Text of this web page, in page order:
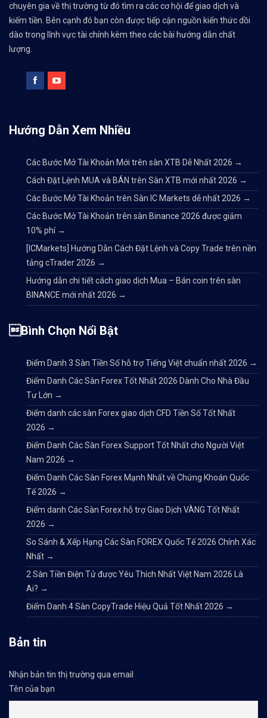
chuyên gia về thị trường từ đó tìm ra các cơ hội để giao dịch và
kiếm tiền. Bên cạnh đó bạn còn được tiếp cận nguồn kiến thức dồi
dào trong lĩnh vực tài chính kèm theo các bài hướng dẫn chất
lượng.
Hướng Dẫn Xem Nhiều
Các Bước Mở Tài Khoản Mới trên sàn XTB Dễ Nhất 2026 →
Cách Đặt Lệnh MUA và BÁN trên Sàn XTB mới nhất 2026 →
Các Bước Mở Tài Khoản trên Sàn IC Markets dễ nhất 2026 →
Các Bước Mở Tài Khoản trên sàn Binance 2026 được giảm
10% phí →
[ICMarkets] Hướng Dẫn Cách Đặt Lệnh và Copy Trade trên nền
tảng cTrader 2026 →
Hướng dẫn chi tiết cách giao dịch Mua – Bán coin trên sàn
BINANCE mới nhất 2026 →
Bình Chọn Nổi Bật
Điểm Danh 3 Sàn Tiền Số hỗ trợ Tiếng Việt chuẩn nhất 2026 →
Điểm Danh Các Sàn Forex Tốt Nhất 2026 Dành Cho Nhà Đầu
Tư Lớn →
Điểm danh các sàn Forex giao dịch CFD Tiền Số Tốt Nhất
2026 →
Điểm Danh Các Sàn Forex Support Tốt Nhất cho Người Việt
Nam 2026 →
Điểm Danh Các Sàn Forex Mạnh Nhất về Chứng Khoán Quốc
Tế 2026 →
Điểm danh Các Sàn Forex hỗ trợ Giao Dịch VÀNG Tốt Nhất
2026 →
So Sánh & Xếp Hạng Các Sàn FOREX Quốc Tế 2026 Chính Xác
Nhất →
2 Sàn Tiền Điện Tử được Yêu Thích Nhất Việt Nam 2026 Là
Ai? →
Điểm Danh 4 Sàn CopyTrade Hiệu Quả Tốt Nhất 2026 →
Bản tin
Nhận bản tin thị trường qua email
Tên của bạn